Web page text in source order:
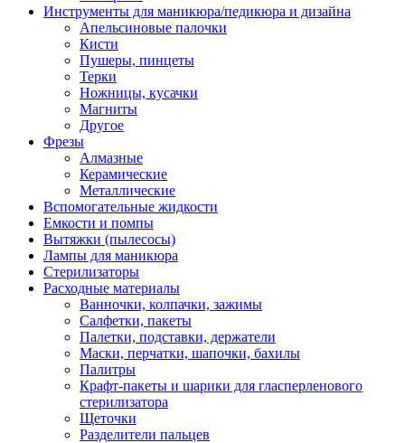
Инструменты для маникюра/педикюра и дизайна
Апельсиновые палочки
Кисти
Пушеры, пинцеты
Терки
Ножницы, кусачки
Магниты
Другое
Фрезы
Алмазные
Керамические
Металлические
Вспомогательные жидкости
Емкости и помпы
Вытяжки (пылесосы)
Лампы для маникюра
Стерилизаторы
Расходные материалы
Ванночки, колпачки, зажимы
Салфетки, пакеты
Палетки, подставки, держатели
Маски, перчатки, шапочки, бахилы
Палитры
Крафт-пакеты и шарики для гласперленового
стерилизатора
Щеточки
Разделители пальцев